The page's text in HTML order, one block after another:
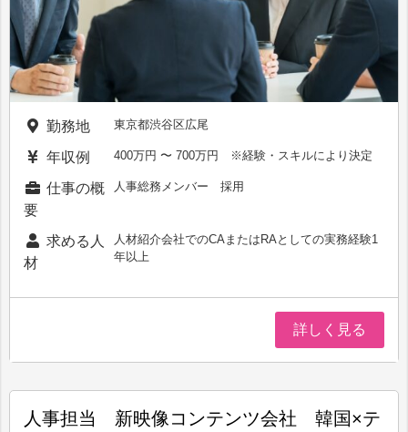
勤務地 東京都渋谷区広尾
年収例 400万円 〜 700万円 ※経験・スキルにより決定
仕事の概
要
人事総務メンバー 採用
求める人
材
人材紹介会社でのCAまたはRAとしての実務経験1
年以上
詳しく見る
人事担当 新映像コンテンツ会社 韓国×テ